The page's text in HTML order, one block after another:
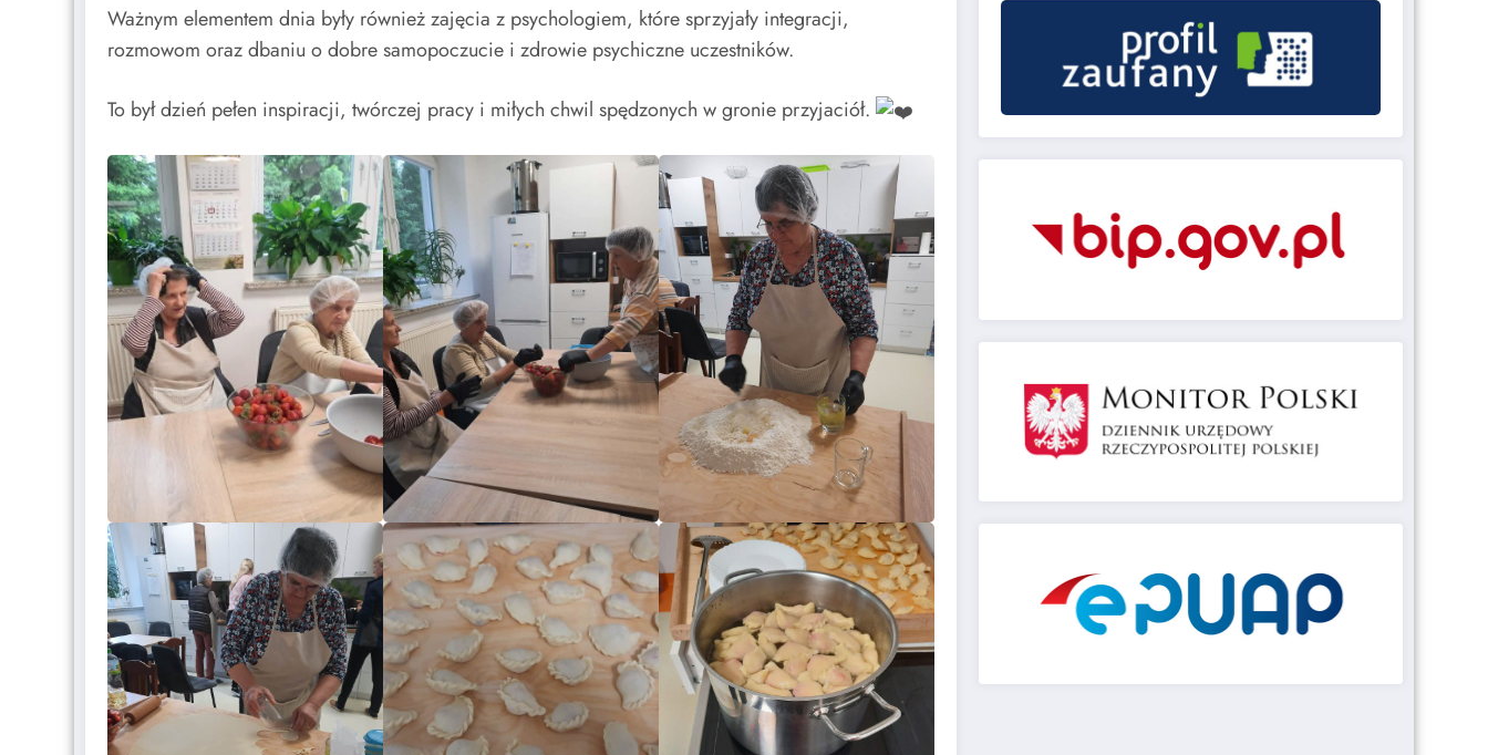
Ważnym elementem dnia były również zajęcia z psychologiem, które sprzyjały integracji,
rozmowom oraz dbaniu o dobre samopoczucie i zdrowie psychiczne uczestników.
To był dzień pełen inspiracji, twórczej pracy i miłych chwil spędzonych w gronie przyjaciół.